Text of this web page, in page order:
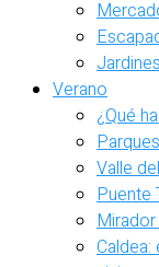
Verano
¿Qué
Valle
Puente